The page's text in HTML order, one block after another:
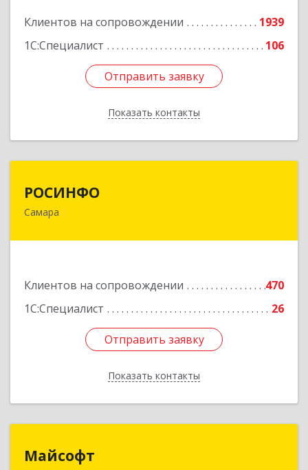
Клиентов на сопровождении
1939
1С:Специалист
106
Отправить заявку
Показать контакты
Отправить заявку
Назад
РОСИНФО
Самара
Клиентов на сопровождении
470
1С:Специалист
26
Отправить заявку
Показать контакты
443069, Самарская обл, Самара г, Авроры ул,
Отправить заявку
Назад
Майсофт